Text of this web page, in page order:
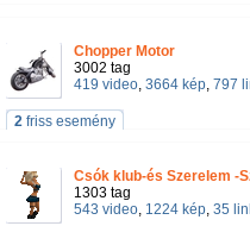
Chopper Motor
3002 tag
419 video, 3664 kép, 797
2 friss esemény
Csók klub-és Szerelem -
1303 tag
543 video, 1224 kép, 35